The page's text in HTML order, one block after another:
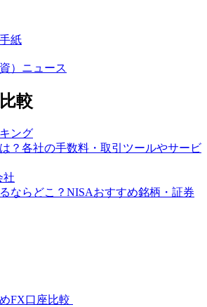
紙
）ニュース
較
ング
？各社の手数料・取引ツールやサービ
社
ならどこ？NISAおすすめ銘柄・証券
FX口座比較